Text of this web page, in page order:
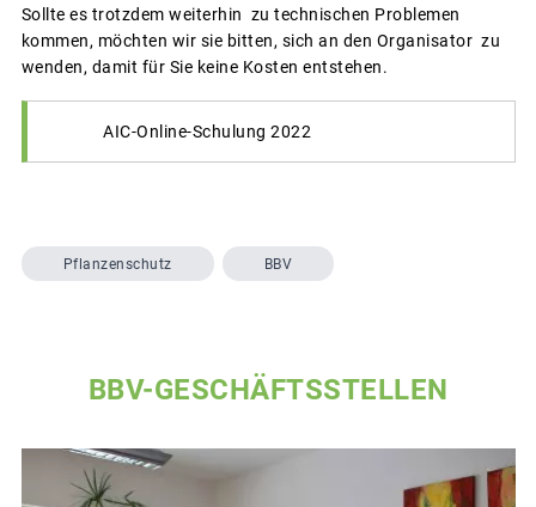
Sollte es trotzdem weiterhin zu technischen Problemen
kommen, möchten wir sie bitten, sich an den Organisator zu
wenden, damit für Sie keine Kosten entstehen.
AIC-Online-Schulung 2022
Pflanzenschutz BBV
BBV-GESCHÄFTSSTELLEN